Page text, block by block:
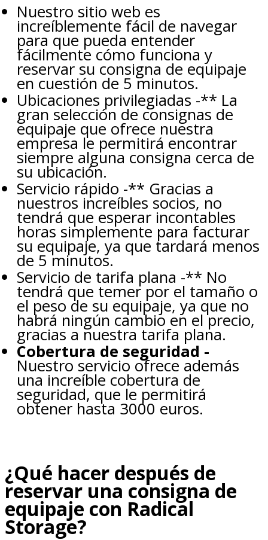
Nuestro sitio web es
increíblemente fácil de navegar
para que pueda entender
fácilmente cómo funciona y
reservar su consigna de equipaje
en cuestión de 5 minutos.
Ubicaciones privilegiadas -** La
gran selección de consignas de
equipaje que ofrece nuestra
empresa le permitirá encontrar
siempre alguna consigna cerca de
su ubicación.
Servicio rápido -** Gracias a
nuestros increíbles socios, no
tendrá que esperar incontables
horas simplemente para facturar
su equipaje, ya que tardará menos
de 5 minutos.
Servicio de tarifa plana -** No
tendrá que temer por el tamaño o
el peso de su equipaje, ya que no
habrá ningún cambio en el precio,
gracias a nuestra tarifa plana.
Cobertura de seguridad -
Nuestro servicio ofrece además
una increíble cobertura de
seguridad, que le permitirá
obtener hasta 3000 euros.
¿Qué hacer después de
reservar una consigna de
equipaje con Radical
Storage?